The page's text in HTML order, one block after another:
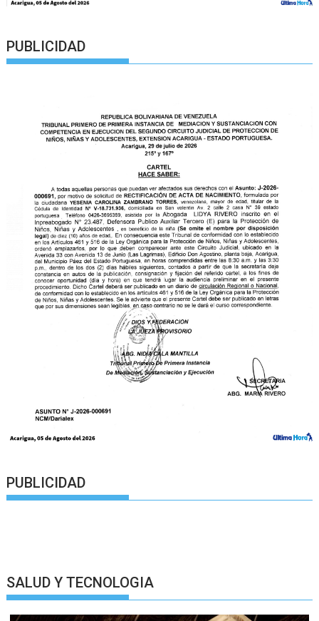
PUBLICIDAD
PUBLICIDAD
SALUD Y TECNOLOGIA